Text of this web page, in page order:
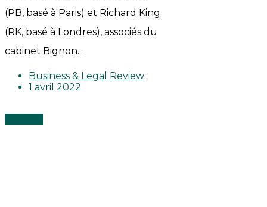
(PB, basé à Paris) et Richard King
(RK, basé à Londres), associés du
cabinet Bignon...
Business & Legal Review
1 avril 2022